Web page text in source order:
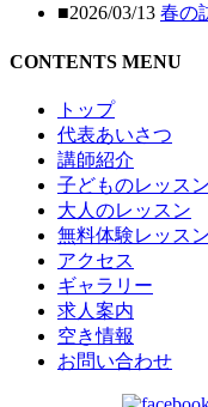
■2026/03/13 春の
CONTENTS MENU
トップ
代表あいさつ
講師紹介
子どものレッスン
大人のレッスン
無料体験レッスン
アクセス
ギャラリー
求人案内
空き情報
お問い合わせ